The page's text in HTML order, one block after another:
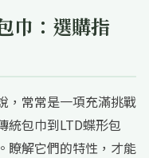
巾：選購指
，常常是一項充滿挑戰
統包巾到LTD蝶形包
瞭解它們的特性，才能